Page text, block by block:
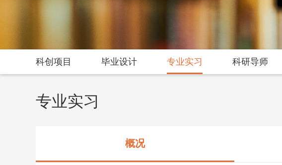
科创项目 毕业设计 专业实习 科研导师
专业实习
概况